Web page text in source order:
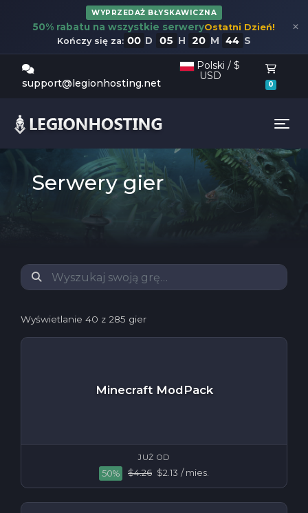
WYPRZEDAŻ BŁYSKAWICZNA
50% rabatu na wszystkie serweryOstatni Dzień!
Kończy się za: 00 D 05 H 20 M 43 S
×
support@legionhosting.net
USD
0
Serwery gier
Wyświetlanie 80 z 285 gier
Minecraft ModPack
JUŻ OD
50% $4.26 $2.13 / mies.